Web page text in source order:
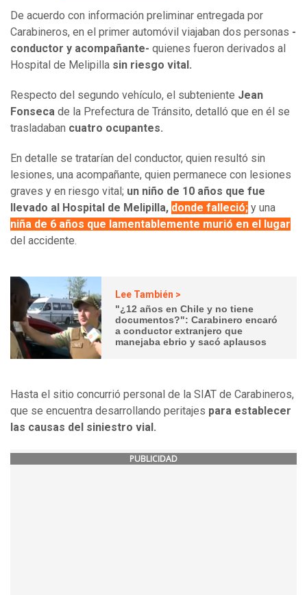
De acuerdo con información preliminar entregada por
Carabineros, en el primer automóvil viajaban dos personas -
conductor y acompañante- quienes fueron derivados al
Hospital de Melipilla sin riesgo vital.
Respecto del segundo vehículo, el subteniente Jean
Fonseca de la Prefectura de Tránsito, detalló que en él se
trasladaban cuatro ocupantes.
En detalle se tratarían del conductor, quien resultó sin
lesiones, una acompañante, quien permanece con lesiones
graves y en riesgo vital; un niño de 10 años que fue
llevado al Hospital de Melipilla, donde falleció; y una
niña de 6 años que lamentablemente murió en el lugar
del accidente.
Lee También >
"¿12 años en Chile y no tiene
documentos?": Carabinero encaró
a conductor extranjero que
manejaba ebrio y sacó aplausos
Hasta el sitio concurrió personal de la SIAT de Carabineros,
que se encuentra desarrollando peritajes para establecer
las causas del siniestro vial.
PUBLICIDAD